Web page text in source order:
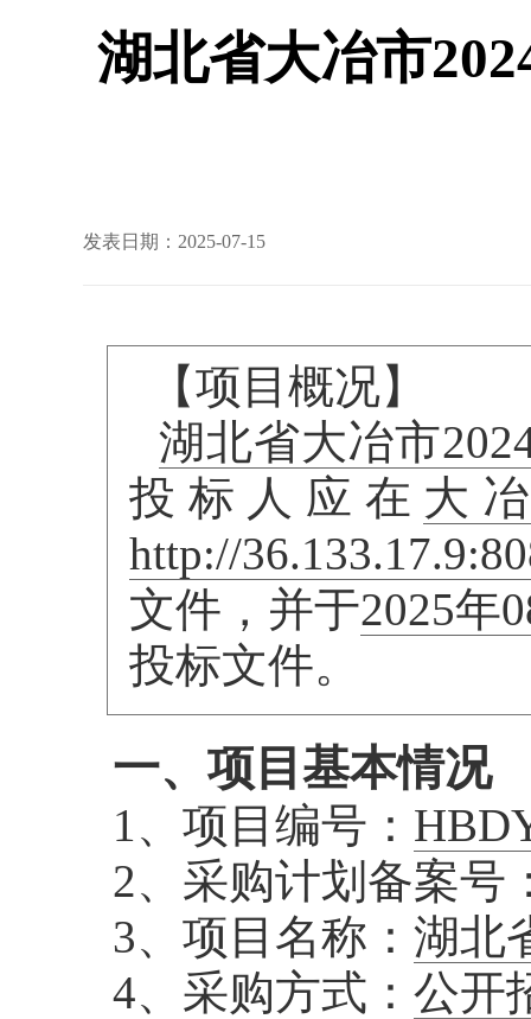
湖北省大冶市
发表日期：2025-07-15
【项目概况】
湖北省大冶市
投标人应在 大
http://
文件，并于2025年
投标文件。
一、项目基本情况
1、项目编号：
2、采购计划备案号
3、项目名称： 湖北
4、采购方式： 公开